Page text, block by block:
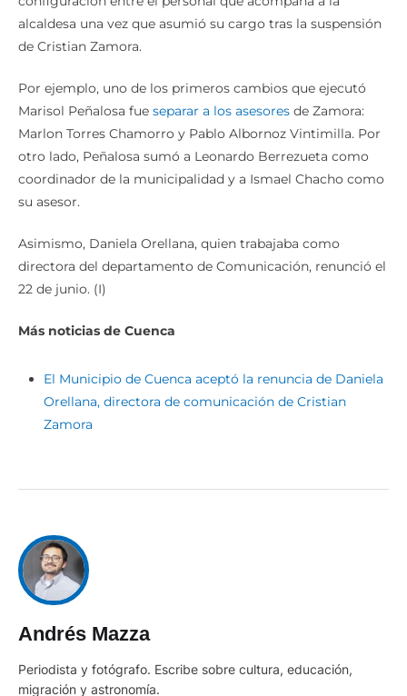
alcaldesa una vez que asumió su cargo tras la suspensión
de Cristian Zamora.
Por ejemplo, uno de los primeros cambios que ejecutó
Marisol Peñalosa fue separar a los asesores de Zamora:
Marlon Torres Chamorro y Pablo Albornoz Vintimilla. Por
otro lado, Peñalosa sumó a Leonardo Berrezueta como
coordinador de la municipalidad y a Ismael Chacho como
su asesor.
Asimismo, Daniela Orellana, quien trabajaba como
directora del departamento de Comunicación, renunció el
22 de junio. (I)
Más noticias de Cuenca
El Municipio de Cuenca aceptó la renuncia de Daniela
Orellana, directora de comunicación de Cristian
Zamora
Andrés Mazza
Periodista y fotógrafo. Escribe sobre cultura, educación,
migración y astronomía.